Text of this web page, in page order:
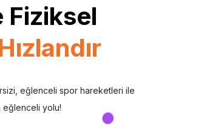
Fiziksel
eğlenceli spor hareketleri ile
eğlenceli yolu!